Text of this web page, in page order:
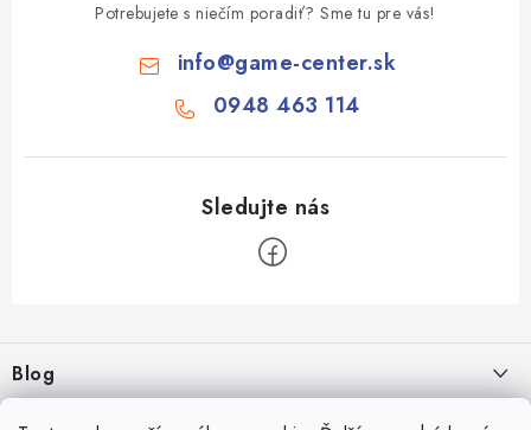
Potrebujete s niečím poradiť? Sme tu pre vás!
info@game-center.sk
0948 463 114
p
ä
Blog
Aké druhy biliardu existujú? Kompletný prehľad biliardových hier